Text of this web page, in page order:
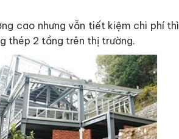
cao nhưng vẫn tiết kiệm chi phí thì
thép 2 tầng trên thị trường.